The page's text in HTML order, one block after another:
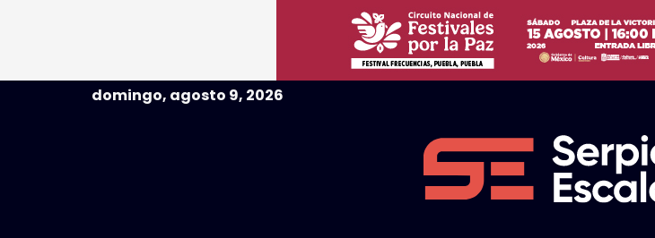
domingo, agosto 9, 2026